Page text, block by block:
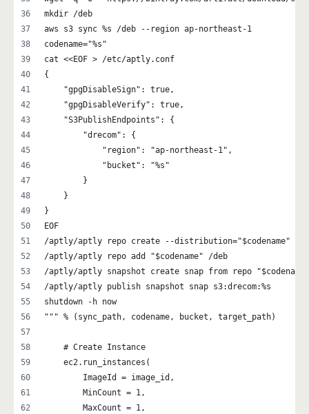
mkdir /deb
aws s3 sync %s /deb --region ap-northeast-1
codename="%s"
cat <<EOF > /etc/aptly.conf
{
    "gpgDisableSign": true,
    "gpgDisableVerify": true,
    "S3PublishEndpoints": {
        "drecom": {
            "region": "ap-northeast-1",
            "bucket": "%s"
        }
    }
}
EOF
/aptly/aptly repo create --distribution="$codename" --
/aptly/aptly repo add "$codename" /deb
/aptly/aptly snapshot create snap from repo "$codename"
/aptly/aptly publish snapshot snap s3:drecom:%s
shutdown -h now
""" % (sync_path, codename, bucket, target_path)
    # Create Instance
    ec2.run_instances(
        ImageId = image_id,
        MinCount = 1,
        MaxCount = 1,